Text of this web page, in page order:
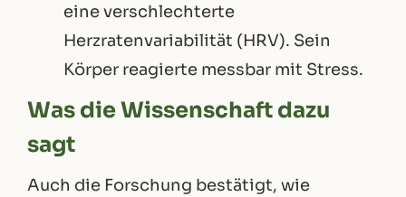
eine verschlechterte
Herzratenvariabilität (HRV). Sein
Körper reagierte messbar mit Stress.
Was die Wissenschaft dazu
sagt
Auch die Forschung bestätigt, wie